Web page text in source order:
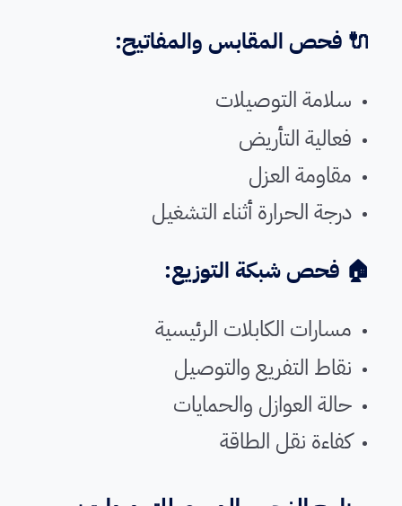
🔌 فحص المقابس والمفاتيح:
سلامة التوصيلات
فعالية التأريض
مقاومة العزل
درجة الحرارة أثناء التشغيل
🏠 فحص شبكة التوزيع:
مسارات الكابلات الرئيسية
نقاط التفريع والتوصيل
حالة العوازل والحمايات
كفاءة نقل الطاقة